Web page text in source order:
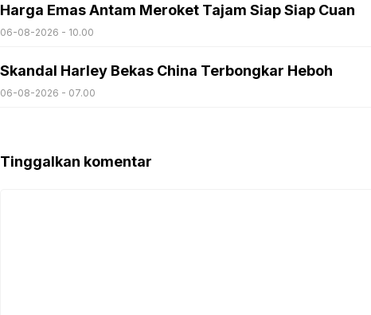
Harga Emas Antam Meroket Tajam Siap Siap Cuan
06-08-2026 - 10.00
Skandal Harley Bekas China Terbongkar Heboh
06-08-2026 - 07.00
Tinggalkan komentar